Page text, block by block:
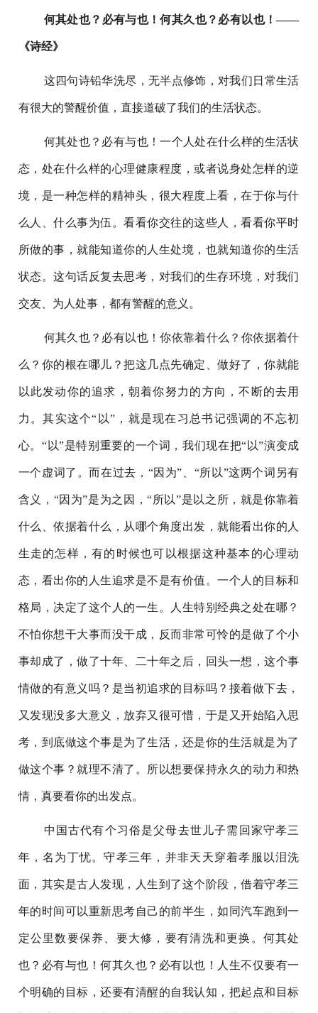
何其处也？必有与也！何其久也？必有以也！——
《诗经》
这四句诗铅华洗尽，无半点修饰，对我们日常生活
有很大的警醒价值，直接道破了我们的生活状态。
何其处也？必有与也！一个人处在什么样的生活状
态，处在什么样的心理健康程度，或者说身处怎样的逆
境，是一种怎样的精神头，很大程度上看，在于你与什
么人、什么事为伍。看看你交往的这些人，看看你平时
所做的事，就能知道你的人生处境，也就知道你的生活
状态。这句话反复去思考，对我们的生存环境，对我们
交友、为人处事，都有警醒的意义。
何其久也？必有以也！你依靠着什么？你依据着什
么？你的根在哪儿？把这几点先确定、做好了，你就能
以此发动你的追求，朝着你努力的方向，不断的去用
力。其实这个“以”，就是现在习总书记强调的不忘初
心。“以”是特别重要的一个词，我们现在把“以”演变成
一个虚词了。而在过去，“因为”、“所以”这两个词另有
含义，“因为”是为之因，“所以”是以之所，就是你靠着
什么、依据着什么，从哪个角度出发，就能看出你的人
生走的怎样，有的时候也可以根据这种基本的心理动
态，看出你的人生追求是不是有价值。一个人的目标和
格局，决定了这个人的一生。人生特别经典之处在哪？
不怕你想干大事而没干成，反而非常可怜的是做了个小
事却成了，做了十年、二十年之后，回头一想，这个事
情做的有意义吗？是当初追求的目标吗？接着做下去，
又发现没多大意义，放弃又很可惜，于是又开始陷入思
考，到底做这个事是为了生活，还是你的生活就是为了
做这个事？就理不清了。所以想要保持永久的动力和热
情，真要看你的出发点。
中国古代有个习俗是父母去世儿子需回家守孝三
年，名为丁忧。守孝三年，并非天天穿着孝服以泪洗
面，其实是古人发现，人生到了这个阶段，借着守孝三
年的时间可以重新思考自己的前半生，如同汽车跑到一
定公里数要保养、要大修，要有清洗和更换。何其处
也？必有与也！何其久也？必有以也！人生不仅要有一
个明确的目标，还要有清醒的自我认知，把起点和目标